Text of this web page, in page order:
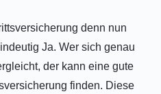
denn nun
Ja. Wer sich genau
der kann eine gute
finden. Diese